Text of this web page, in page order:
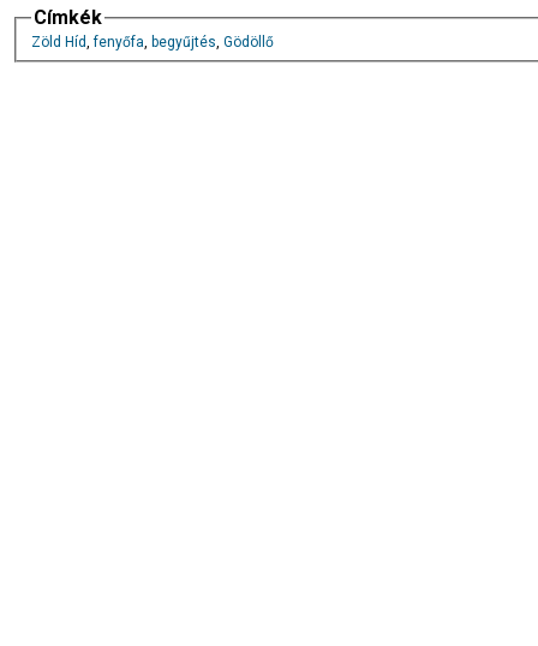
Címkék
Zöld Híd,fenyőfa, begyűjtés, Gödöllő